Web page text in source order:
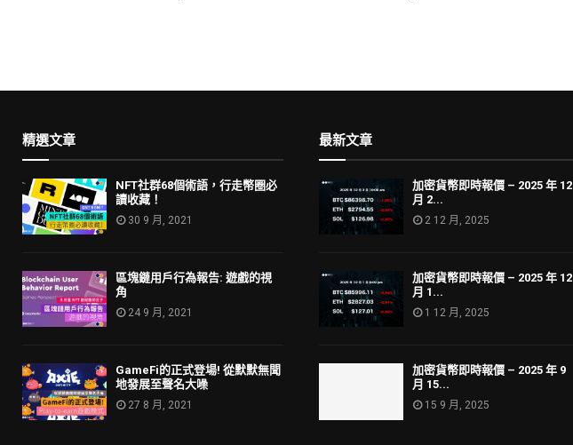
精選文章
NFT社群68個術語，行走幣圈必
讀收藏！
30 9 月, 2021
區塊鏈用戶行為報告: 遊戲的視
角
24 9 月, 2021
GameFi的正式登場! 從默默無聞
地發展至聲名大噪
27 8 月, 2021
最新文章
加密貨幣即時報價 – 2025 年 12
月 2...
2 12 月, 2025
加密貨幣即時報價 – 2025 年 12
月 1...
1 12 月, 2025
加密貨幣即時報價 – 2025 年 9
月 15...
15 9 月, 2025